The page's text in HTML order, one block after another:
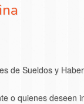
de Sueldos y
o quienes deseen